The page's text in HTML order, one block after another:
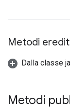
Metodi
Dalla classe
Metodi